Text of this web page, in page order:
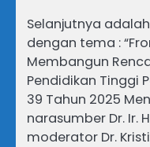
Selanjutnya
dengan tema :
Membangun
Pendidikan Tinggi
39 Tahun 2025
narasumber Dr. Ir.
moderator Dr.